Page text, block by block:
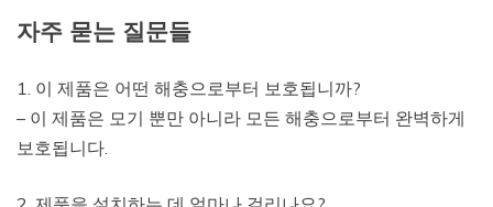
자주 묻는 질문들
1. 이 제품은 어떤 해충으로부터 보호됩니까?
– 이 제품은 모기 뿐만 아니라 모든 해충으로부터 완벽하게
보호됩니다.